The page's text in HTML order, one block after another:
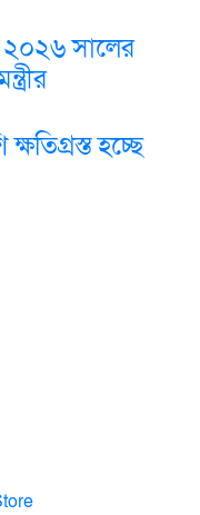
২০২৬ সালের
হচ্ছে